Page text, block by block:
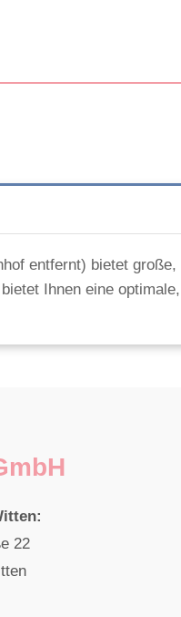
entfernt) bietet
Ihnen eine
22